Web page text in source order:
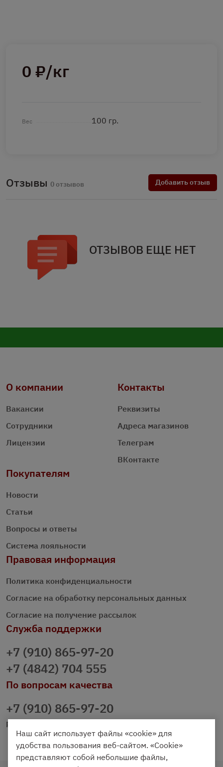
0 ₽/кг
Вес 100 гр.
Отзывы 0 отзывов Добавить отзыв
ОТЗЫВОВ ЕЩЕ НЕТ
О компании
Вакансии
Сотрудники
Лицензии
Контакты
Реквизиты
Адреса магазинов
Телеграм
ВКонтакте
Покупателям
Новости
Статьи
Вопросы и ответы
Система лояльности
Правовая информация
Политика конфиденциальности
Согласие на обработку персональных данных
Согласие на получение рассылок
Служба поддержки
+7 (910) 865-97-20
+7 (4842) 704 555
По вопросам качества
+7 (910) 865-97-20
prazdnichniy40@palmi.ru
Наш сайт использует файлы «cookie» для
удобства пользования веб-сайтом. «Cookie»
представляют собой небольшие файлы,